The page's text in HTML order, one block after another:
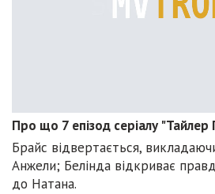
Про що 7 епізод серіалу "Тайлер
Брайс відвертається,
Анжели; Белінда відкриває
до Натана.